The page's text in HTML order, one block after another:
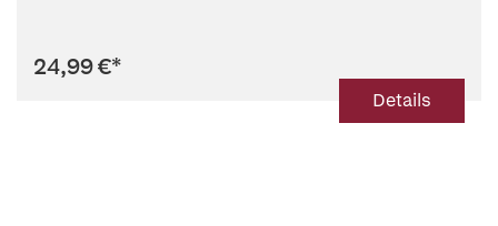
24,99 €*
Details